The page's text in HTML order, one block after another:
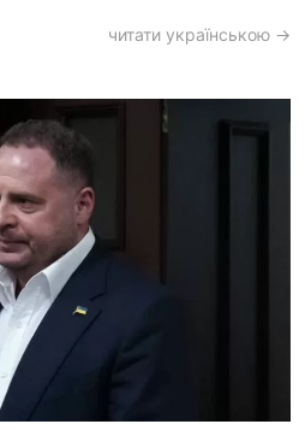
лонгриды
архив
gambling
читати українською →